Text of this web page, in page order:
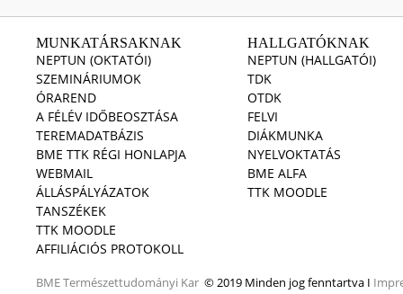
MUNKATÁRSAKNAK
NEPTUN (OKTATÓI)
SZEMINÁRIUMOK
ÓRAREND
A FÉLÉV IDŐBEOSZTÁSA
TEREMADATBÁZIS
BME TTK RÉGI HONLAPJA
WEBMAIL
ÁLLÁSPÁLYÁZATOK
TANSZÉKEK
TTK MOODLE
AFFILIÁCIÓS PROTOKOLL
BMETermészettudományi Kar © 2019 Minden jog fenntartva I
HALLGATÓKNAK
NEPTUN (HALLGATÓI)
TDK
OTDK
FELVI
DIÁKMUNKA
NYELVOKTATÁS
BME ALFA
TTK MOODLE